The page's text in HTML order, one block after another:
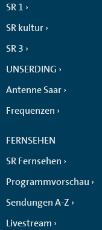
SR 1
SR kultur
SR 3
UNSERDING
Antenne Saar
Frequenzen
FERNSEHEN
SR Fernsehen
Programmvorschau
Sendungen A-Z
Livestream